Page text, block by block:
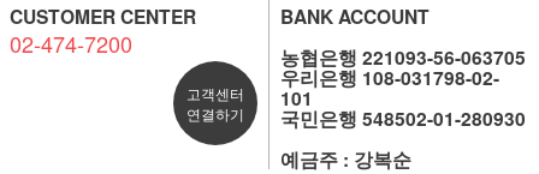
CUSTOMER CENTER
02-474-7200
고객센터
연결하기
BANK ACCOUNT
농협은행 221093-56-063705
우리은행 108-031798-02-
101
국민은행 548502-01-280930
예금주 : 강복순